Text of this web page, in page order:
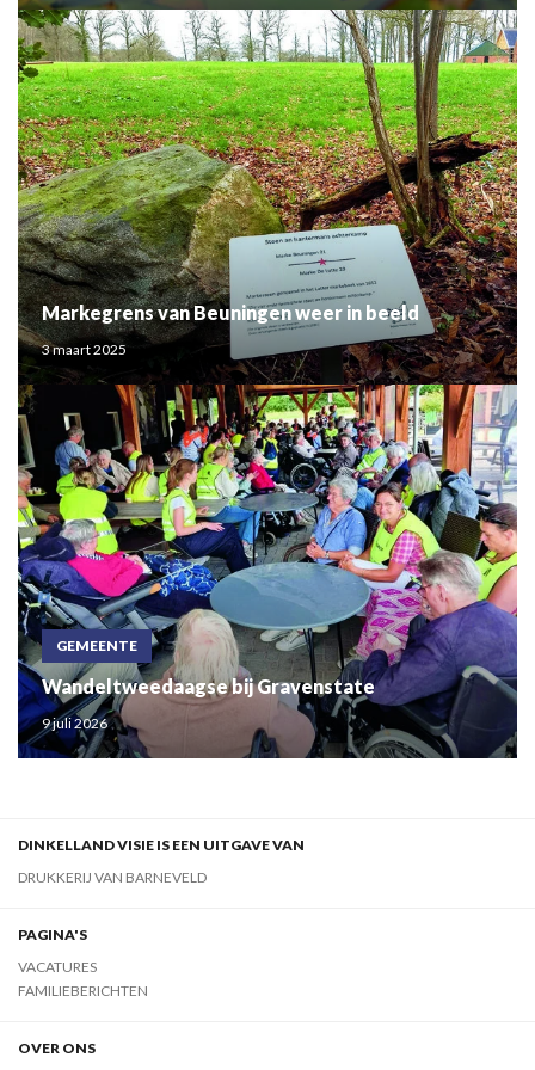
Markegrens van Beuningen weer in beeld
3 maart 2025
GEMEENTE
Wandeltweedaagse bij Gravenstate
9 juli 2026
DINKELLAND VISIE IS EEN UITGAVE VAN
DRUKKERIJ VAN BARNEVELD
PAGINA'S
VACATURES
FAMILIEBERICHTEN
OVER ONS